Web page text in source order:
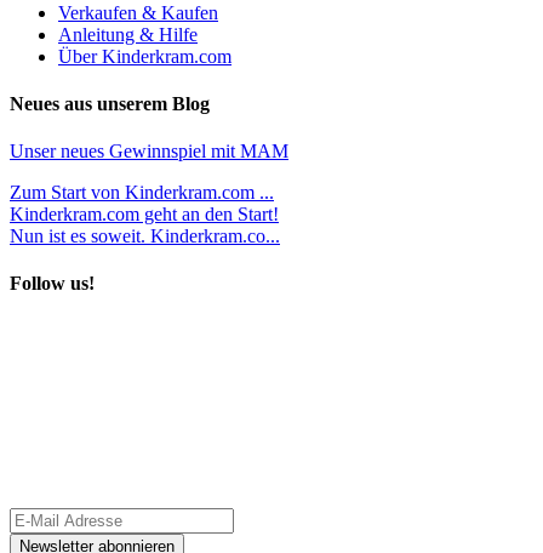
Verkaufen & Kaufen
Anleitung & Hilfe
Über Kinderkram.com
Neues aus unserem Blog
Unser neues Gewinnspiel mit MAM
Zum Start von Kinderkram.com ...
Kinderkram.com geht an den Start!
Nun ist es soweit. Kinderkram.co...
Follow us!